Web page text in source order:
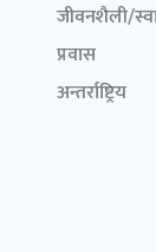
जीवनशैली/
प्रवास
अन्तर्राष्ट्रिय